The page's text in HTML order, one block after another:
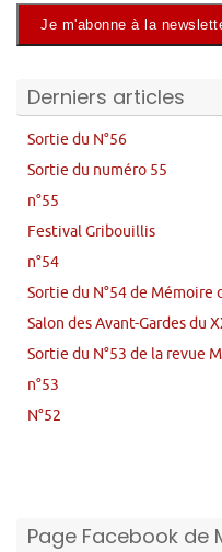
Derniers articles
Sortie du N°56
Sortie du numéro 55
n°55
Festival Gribouillis
n°54
Sortie du N°54 de Mémoire
Salon des Avant-Gardes du
Sortie du N°53 de la revue
n°53
N°52
Page Facebook de